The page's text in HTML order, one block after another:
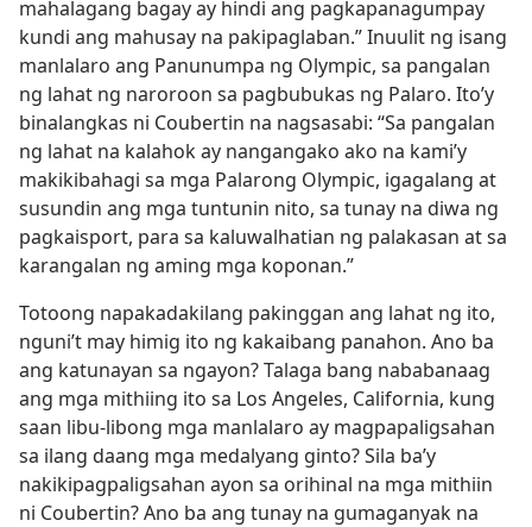
mahalagang bagay ay hindi ang pagkapanagumpay
kundi ang mahusay na pakipaglaban.” Inuulit ng isang
manlalaro ang Panunumpa ng Olympic, sa pangalan
ng lahat ng naroroon sa pagbubukas ng Palaro. Ito’y
binalangkas ni Coubertin na nagsasabi: “Sa pangalan
ng lahat na kalahok ay nangangako ako na kami’y
makikibahagi sa mga Palarong Olympic, igagalang at
susundin ang mga tuntunin nito, sa tunay na diwa ng
pagkaisport, para sa kaluwalhatian ng palakasan at sa
karangalan ng aming mga koponan.”
Totoong napakadakilang pakinggan ang lahat ng ito,
nguni’t may himig ito ng kakaibang panahon. Ano ba
ang katunayan sa ngayon? Talaga bang nababanaag
ang mga mithiing ito sa Los Angeles, California, kung
saan libu-libong mga manlalaro ay magpapaligsahan
sa ilang daang mga medalyang ginto? Sila ba’y
nakikipagpaligsahan ayon sa orihinal na mga mithiin
ni Coubertin? Ano ba ang tunay na gumaganyak na